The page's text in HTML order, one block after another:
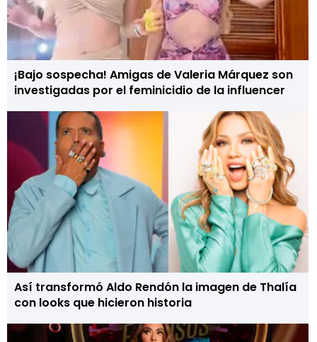
¡Bajo sospecha! Amigas de Valeria Márquez son
investigadas por el feminicidio de la influencer
Así transformó Aldo Rendón la imagen de Thalía
con looks que hicieron historia